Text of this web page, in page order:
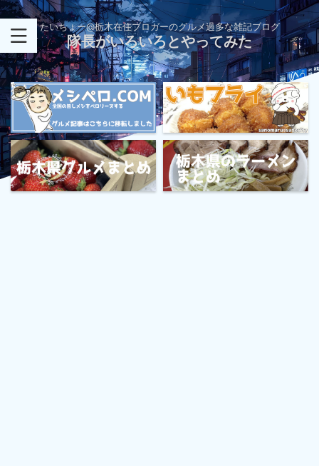
たいちょー@栃木在住ブロガーのグルメ過多な雑記ブログ
隊長がいろいろとやってみた